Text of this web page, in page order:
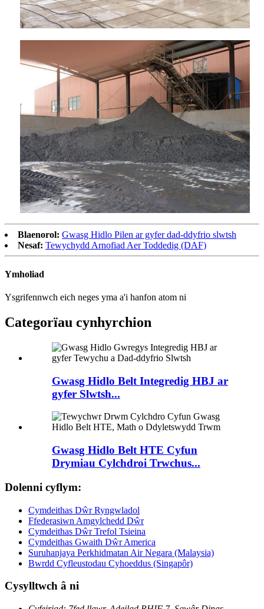
Blaenorol: Gwasg Hidlo Pilen ar gyfer dad-ddyfrio slwtsh
Nesaf: Tewychydd Arnofiad Aer Toddedig (DAF)
Ymholiad
Ysgrifennwch eich neges yma a'i hanfon atom ni
Categorïau cynhyrchion
Gwasg Hidlo Belt Integredig HBJ ar
gyfer Slwtsh...
Gwasg Hidlo Belt HTE Cyfun
Drymiau Cylchdroi Trwchus...
Dolenni cyflym:
Cymdeithas Dŵr Ryngwladol
Ffederasiwn Amgylchedd Dŵr
Cymdeithas Dŵr Trefol Tsieina
Cymdeithas Gwaith Dŵr America
Suruhanjaya Perkhidmatan Air Negara (Malaysia)
Bwrdd Cyfleustodau Cyhoeddus (Singapôr)
Cysylltwch â ni